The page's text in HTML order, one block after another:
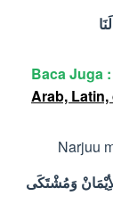
Baca Juga :
Arab,
Narjuu
وَمُشْتَكَى